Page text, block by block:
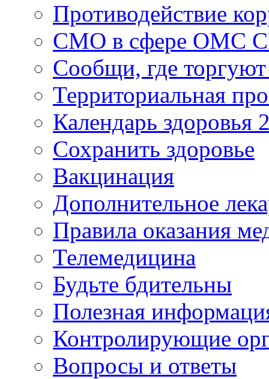
Противодействие
СМО в сфере ОМС
Сообщи, где
Территориальная
Календарь здоровья
Сохранить здоровье
Вакцинация
Дополнительное
Правила оказания
Телемедицина
Будьте бдительны
Полезная
Контролирующие
Вопросы и ответы